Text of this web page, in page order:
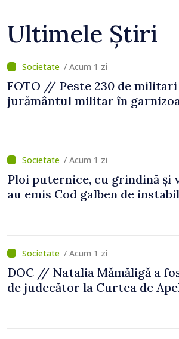
Ultimele Știri
/ Acum 1 zi
FOTO // Peste 230 de
jurământul militar în
/ Acum 1 zi
Ploi puternice, cu grindină și
au emis Cod galben de
/ Acum 1 zi
DOC // Natalia Mămăligă a
de judecător la Curtea de